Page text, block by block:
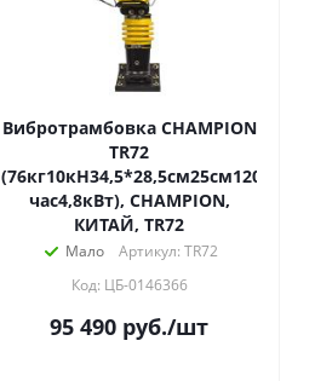
Вибротрамбовка CHAMPION
TR72
(76кг10кН34,5*28,5см25см120м2/
час4,8кВт), CHAMPION,
КИТАЙ, TR72
Мало
Артикул: TR72
Код: ЦБ-0146366
95 490 руб./шт